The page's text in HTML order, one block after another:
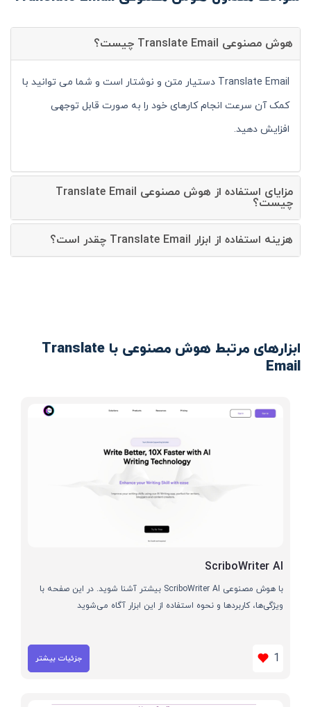
هوش مصنوعی Translate Email چیست؟
Translate Email دستیار متن و نوشتار است و شما می توانید با
کمک آن سرعت انجام کارهای خود را به صورت قابل توجهی
افزایش دهید.
مزایای استفاده از هوش مصنوعی Translate Email
چیست؟
هزینه استفاده از ابزار Translate Email چقدر است؟
ابزارهای مرتبط هوش مصنوعی با Translate
Email
ScriboWriter AI
با هوش مصنوعی ScriboWriter AI بیشتر آشنا شوید. در این صفحه با
ویژگی‌ها، کاربردها و نحوه استفاده از این ابزار آگاه می‌شوید
1 جزئیات بیشتر